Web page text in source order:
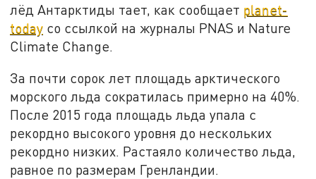
лёд Антарктиды тает, как сообщает planet-
today со ссылкой на журналы PNAS и Nature
Climate Change.
За почти сорок лет площадь арктического
морского льда сократилась примерно на 40%.
После 2015 года площадь льда упала с
рекордно высокого уровня до нескольких
рекордно низких. Растаяло количество льда,
равное по размерам Гренландии.